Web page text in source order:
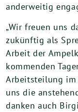
anderweitig
„Wir freuen uns
zukünftig als
Arbeit der
kommenden
Arbeitsteilung im
uns die
danken auch